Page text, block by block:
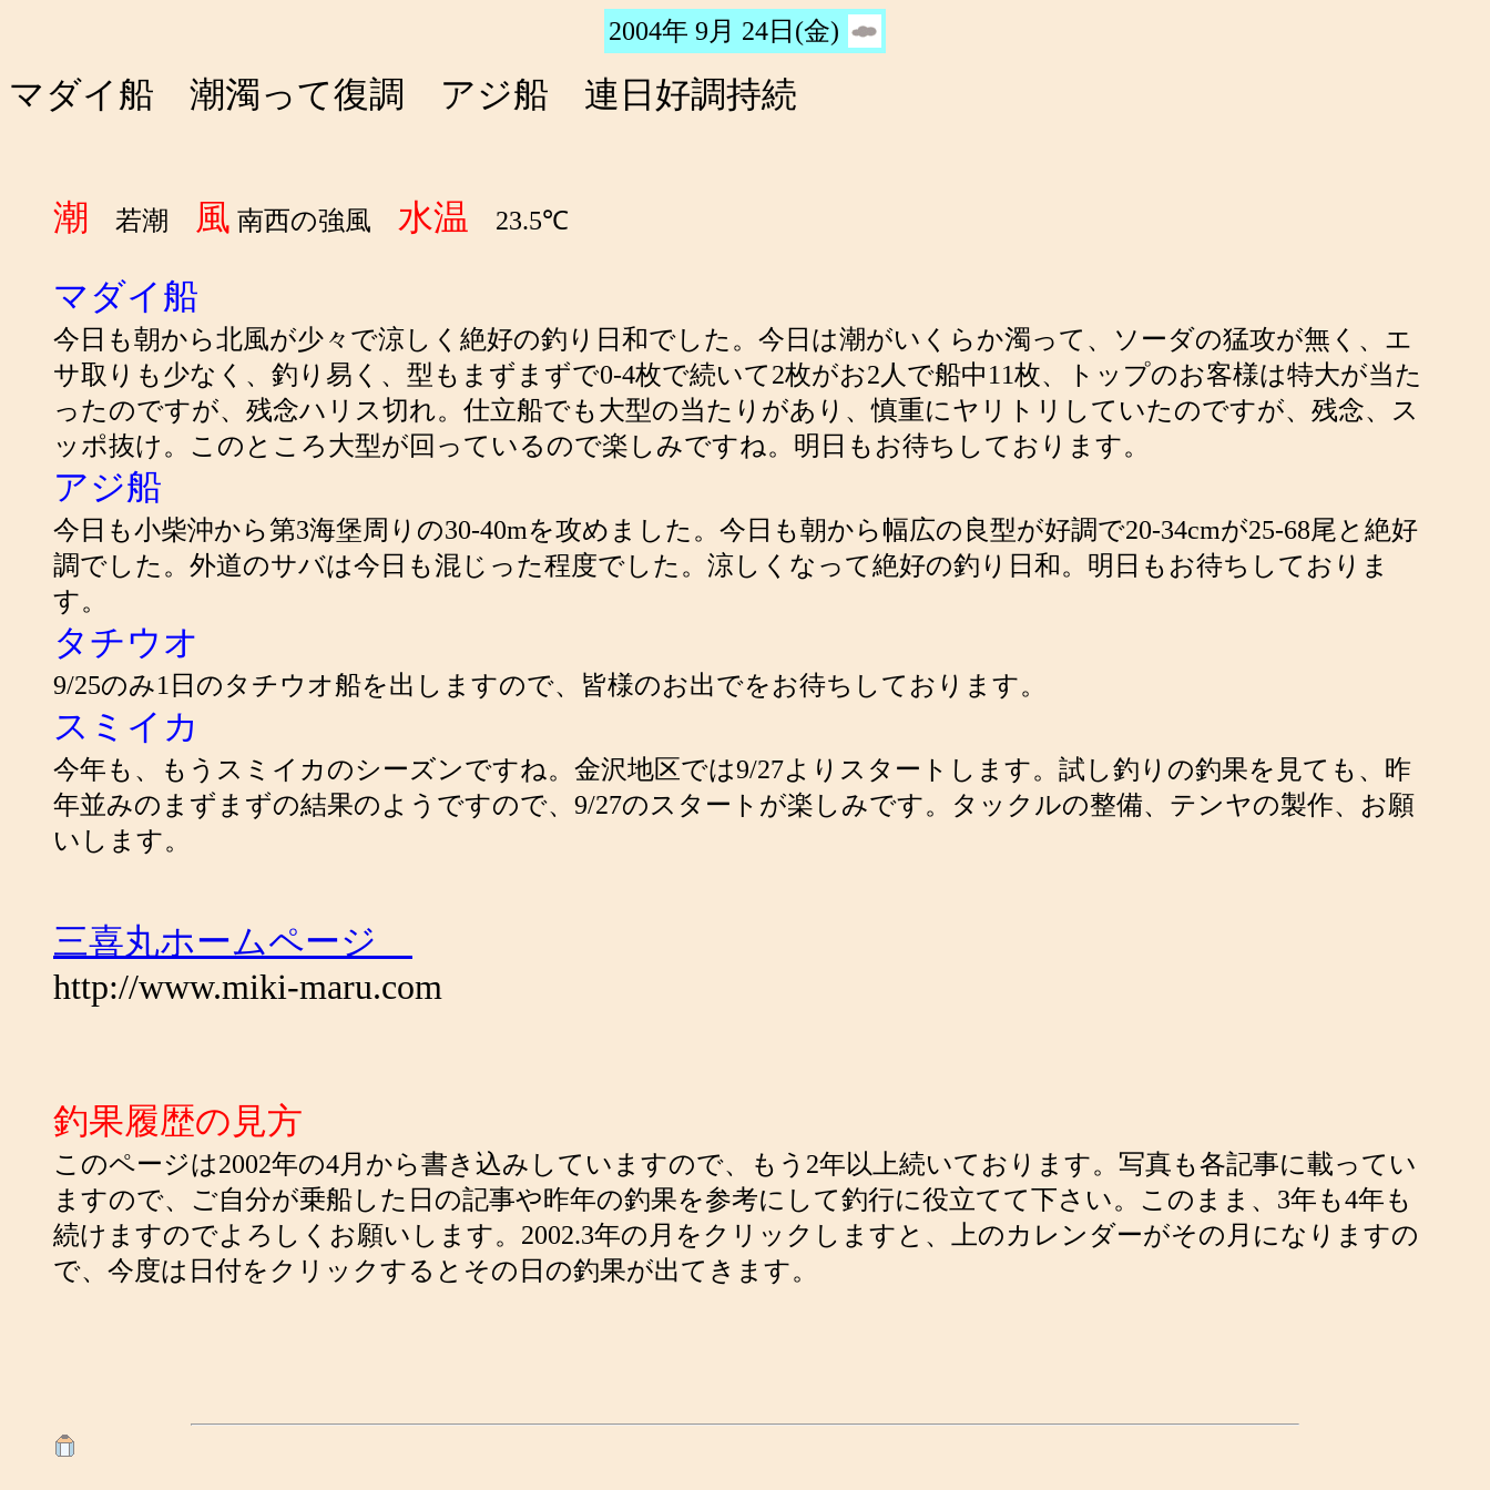
2004年 9月 24日(金)
マダイ船 潮濁って復調 アジ船 連日好調持続
潮 若潮 風 南西の強風 水温 23.5℃
マダイ船
今日も朝から北風が少々で涼しく絶好の釣り日和でした。今日は潮がいくらか濁って、ソーダの猛攻が無く、エ
サ取りも少なく、釣り易く、型もまずまずで0-4枚で続いて2枚がお2人で船中11枚、トップのお客様は特大が当た
ったのですが、残念ハリス切れ。仕立船でも大型の当たりがあり、慎重にヤリトリしていたのですが、残念、ス
ッポ抜け。このところ大型が回っているので楽しみですね。明日もお待ちしております。
アジ船
今日も小柴沖から第3海堡周りの30-40mを攻めました。今日も朝から幅広の良型が好調で20-34cmが25-68尾と絶好
調でした。外道のサバは今日も混じった程度でした。涼しくなって絶好の釣り日和。明日もお待ちしておりま
す。
タチウオ
9/25のみ1日のタチウオ船を出しますので、皆様のお出でをお待ちしております。
スミイカ
今年も、もうスミイカのシーズンですね。金沢地区では9/27よりスタートします。試し釣りの釣果を見ても、昨
年並みのまずまずの結果のようですので、9/27のスタートが楽しみです。タックルの整備、テンヤの製作、お願
いします。
三喜丸ホームページ
http://www.miki-maru.com
釣果履歴の見方
このページは2002年の4月から書き込みしていますので、もう2年以上続いております。写真も各記事に載ってい
ますので、ご自分が乗船した日の記事や昨年の釣果を参考にして釣行に役立てて下さい。このまま、3年も4年も
続けますのでよろしくお願いします。2002.3年の月をクリックしますと、上のカレンダーがその月になりますの
で、今度は日付をクリックするとその日の釣果が出てきます。